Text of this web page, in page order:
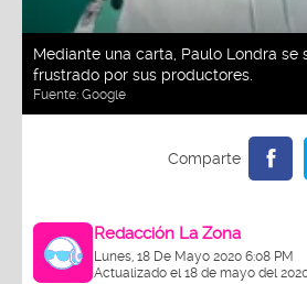
Mediante una carta, Paulo Londra se
frustrado por sus productores.
Fuente: Google
Redacción La Zona
Lunes, 18 De Mayo 2020 6:08 PM
Actualizado el 18 de mayo del